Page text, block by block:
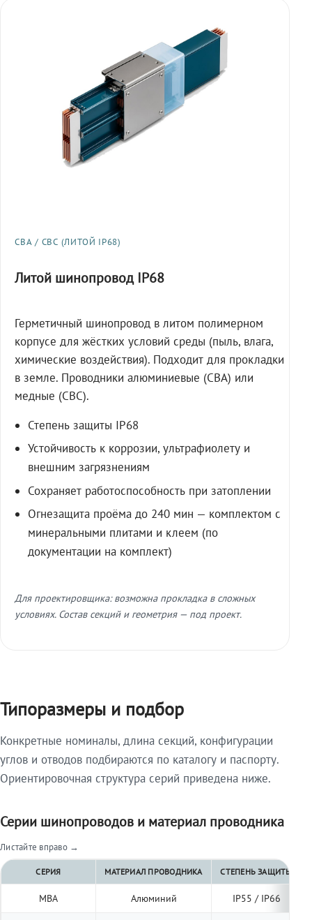
СВА / СВС (ЛИТОЙ IP68)
Литой шинопровод IP68
Герметичный шинопровод в литом полимерном
корпусе для жёстких условий среды (пыль, влага,
химические воздействия). Подходит для прокладки
в земле. Проводники алюминиевые (СВА) или
медные (СВС).
Степень защиты IP68
Устойчивость к коррозии, ультрафиолету и
внешним загрязнениям
Сохраняет работоспособность при затоплении
Огнезащита проёма до 240 мин — комплектом с
минеральными плитами и клеем (по
документации на комплект)
Для проектировщика: возможна прокладка в сложных
условиях. Состав секций и геометрия — под проект.
Типоразмеры и подбор
Конкретные номиналы, длина секций, конфигурации
углов и отводов подбираются по каталогу и паспорту.
Ориентировочная структура серий приведена ниже.
Серии шинопроводов и материал проводника
Листайте вправо →
СЕРИЯ МАТЕРИАЛ ПРОВОДНИКА СТЕПЕНЬ ЗАЩИТЫ
МВА Алюминий IP55 / IP66